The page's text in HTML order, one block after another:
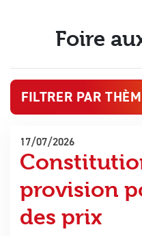
Nos missions
Comptabilité
Création d’entreprise
RH et Paies
Juridique et fiscalité
Conseil en gestion
Boite à outils
Nos actualités
Les actualités
Notre blog
Contact / Devis
Foire
FILTRER PAR
provision
des prix
17/07/2026